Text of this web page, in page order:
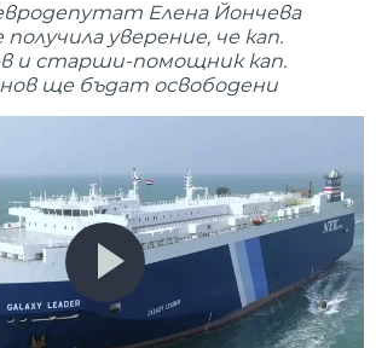
Елена Йончева
уверение, че кап.
и старши-помощник кап.
ще бъдат освободени